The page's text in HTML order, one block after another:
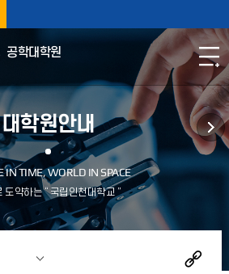
공학대학원
대학원안내